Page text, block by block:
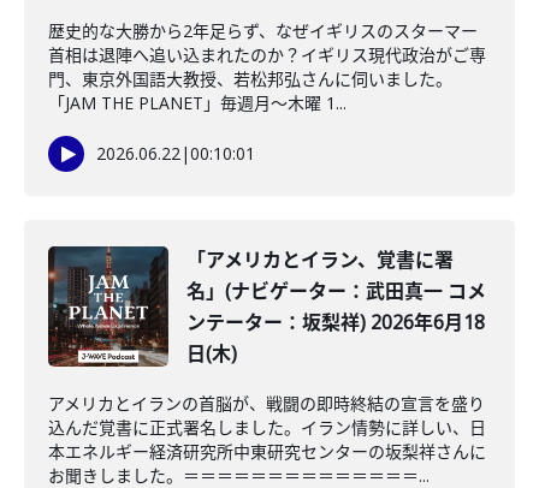
歴史的な大勝から2年足らず、なぜイギリスのスターマー
首相は退陣へ追い込まれたのか？イギリス現代政治がご専
門、東京外国語大教授、若松邦弘さんに伺いました。
「JAM THE PLANET」毎週月～木曜 1...
2026.06.22|00:10:01
「アメリカとイラン、覚書に署
名」(ナビゲーター：武田真一 コメ
ンテーター：坂梨祥) 2026年6月18
日(木)
アメリカとイランの首脳が、戦闘の即時終結の宣言を盛り
込んだ覚書に正式署名しました。イラン情勢に詳しい、日
本エネルギー経済研究所中東研究センターの坂梨祥さんに
お聞きしました。＝＝＝＝＝＝＝＝＝＝＝＝＝＝...